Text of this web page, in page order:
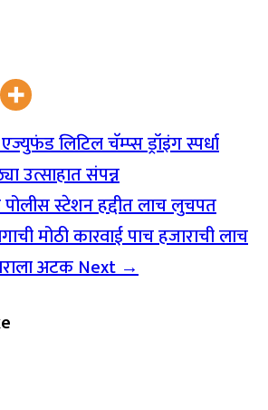
लिटिल चॅम्प्स ड्रॉइंग स्पर्धा
उत्साहात संपन्न
स्टेशन हद्दीत लाच लुचपत
मोठी कारवाई पाच हजाराची लाच
अटकNext →